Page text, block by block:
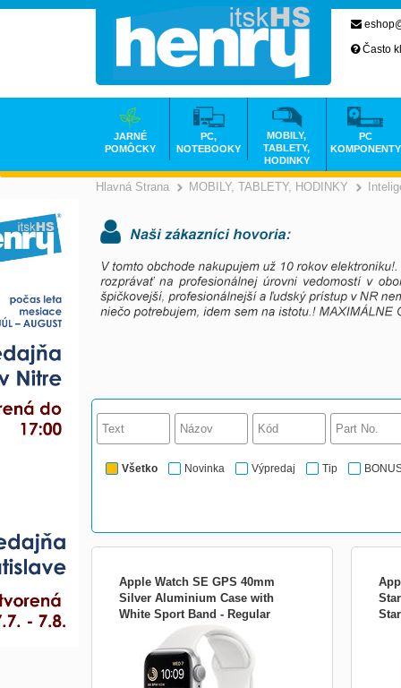
Hlavná Strana >
MOBILY, TABLETY, HODINKY
Všetko Novinka Výpredaj Tip
Apple Watch SE GPS 40mm
Silver Aluminium Case with
White Sport Band - Regular
mnjv3cs/a
Apple Watch SE GPS 40 mm; Sportovní
chytré hodinky Apple Watch SE nabízí
1,57&quot; dotykový displej s tvrzeným
IonX sklíčkem. Samotné pouzdro pak je
vyrobeno z hliníku , což zaručí odolnost a
pevnost....
Často
JARNÉ
POMÔCKY
PC,
NOTEBOOKY
MOBILY,
TABLETY,
HODINKY
PC
KOMPONENTY